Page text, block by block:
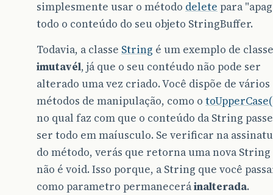
simplesmente usar o método delete para
todo o conteúdo do seu objeto StringBuffer.
Todavia, a classe String é um exemplo de classe
imutavél, já que o seu contéudo não pode ser
alterado uma vez criado. Você dispõe de vários
métodos de manipulação, como o
no qual faz com que o conteúdo da String
ser todo em maíusculo. Se verificar na
do método, verás que retorna uma nova String
não é void. Isso porque, a String que você
como parametro permaneceráinalterada.